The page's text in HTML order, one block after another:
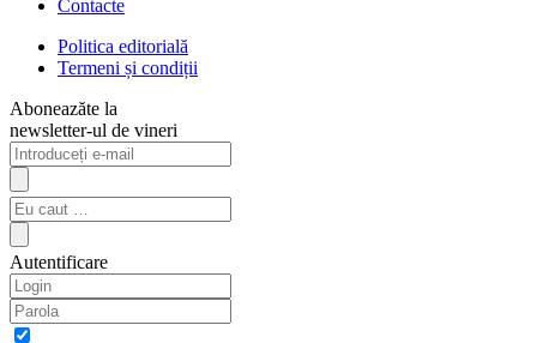
Contacte
Politica editorială
Termeni și condiții
Aboneazăte la
newsletter-ul de vineri
Autentificare